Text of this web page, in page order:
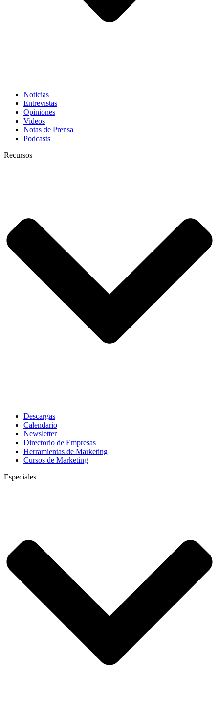
Noticias
Entrevistas
Opiniones
Videos
Notas de Prensa
Podcasts
Recursos
Descargas
Calendario
Newsletter
Directorio de Empresas
Herramientas de Marketing
Cursos de Marketing
Especiales